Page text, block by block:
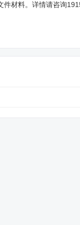
材料。详情请咨询